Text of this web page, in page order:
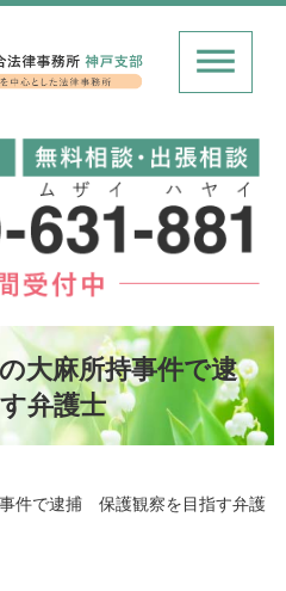
大麻所持事件で逮
弁護士
件で逮捕 保護観察を目指す弁護